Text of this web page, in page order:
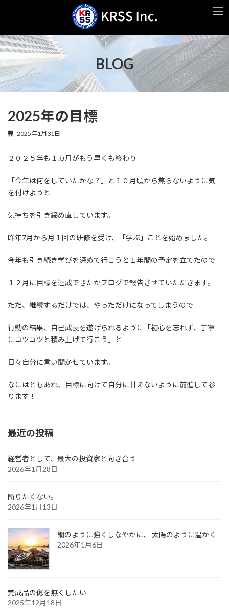
ン
ツ
ス
キ
ッ
ー
シ
ン
に
移
BLOG
2025年の目標
2025年1月31日
２０２５年も１カ月がもう早くも終わり
「今年は何をしていたかな？」と１０月頃から焦らないように気
を付けようと
気持ちを引き締め直しています。
昨年7月から月１回の研修を受け、「学ぶ」ことを始めました。
今年も引き続き学びを深めて行こうと１年間の予定を立てたので
１２月に目標を達成できたかブログで報告させていただきます。
ただ、継続するだけでは、やっただけになってしまうので
行動の結果、自己成長を遂げられるように「初心を忘れず、丁寧
にコツコツと積み上げて行こう」と
日々自分に言い聞かせています。
なにはともあれ、目標に向けて自分に甘えないように前進して参
ります！
最近の投稿
経営者として、最大の投資家と向き合う
2026年1月28日
断りたくない。
2026年1月13日
鋼のように強くしなやかに、 太陽のように温かく
2026年1月6日
完成品の傷を無くしたい
2025年12月18日